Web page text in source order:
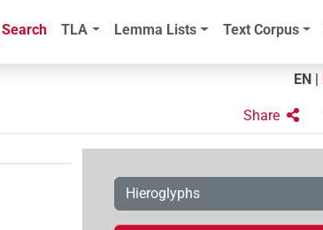
Search TLA Lemma Lists Text Corpus
EN
Share
Hieroglyphs